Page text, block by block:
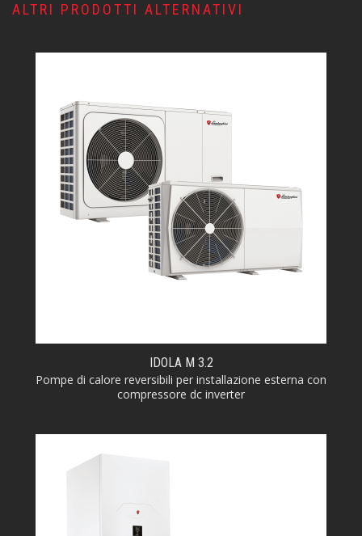
ALTRI PRODOTTI ALTERNATIVI
IDOLA M 3.2
Pompe di calore reversibili per installazione esterna con
compressore dc inverter